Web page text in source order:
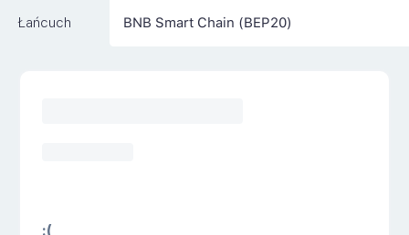
Łańcuch BNB Smart Chain (BEP20)